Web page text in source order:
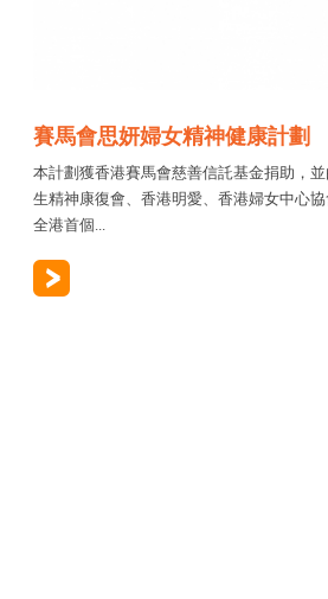
賽馬會思妍婦女精神健康計劃
本計劃獲香港賽馬會慈善信託基金捐助，
生精神康復會、香港明愛、香港婦女中心
全港首個...